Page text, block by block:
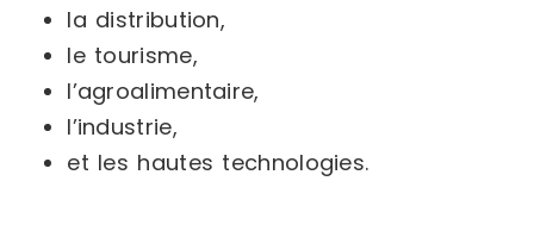
la distribution,
le tourisme,
l’agroalimentaire,
l’industrie,
et les hautes technologies.